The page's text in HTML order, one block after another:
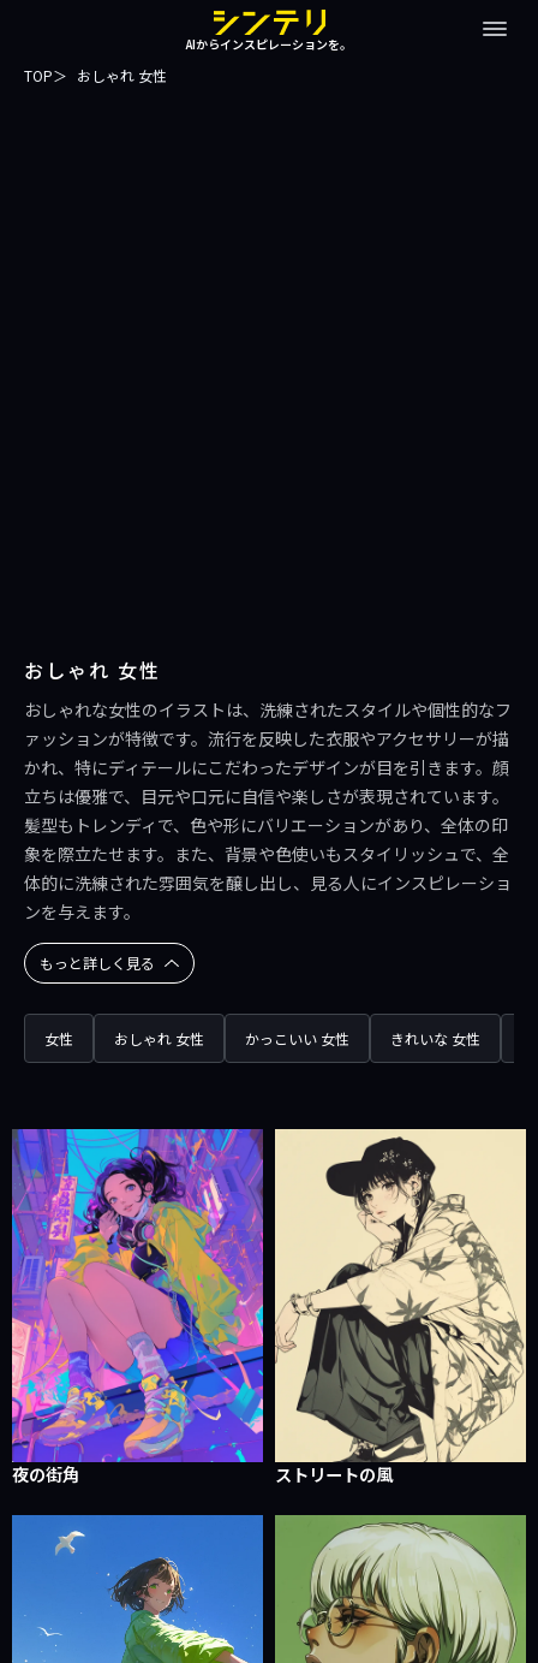
AIからインスピレーションを。
TOP おしゃれ 女性
おしゃれ 女性
おしゃれな女性のイラストは、洗練されたスタイルや個性的なフ
ァッションが特徴です。流行を反映した衣服やアクセサリーが描
かれ、特にディテールにこだわったデザインが目を引きます。顔
立ちは優雅で、目元や口元に自信や楽しさが表現されています。
髪型もトレンディで、色や形にバリエーションがあり、全体の印
象を際立たせます。また、背景や色使いもスタイリッシュで、全
体的に洗練された雰囲気を醸し出し、見る人にインスピレーショ
ンを与えます。
もっと詳しく見る
女性 おしゃれ 女性 かっこいい 女性 きれいな 女性
夜の街角 ストリートの風